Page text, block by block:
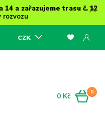
14 a zařazujeme trasu č. 12
rozvozu
CZK
0
0 Kč